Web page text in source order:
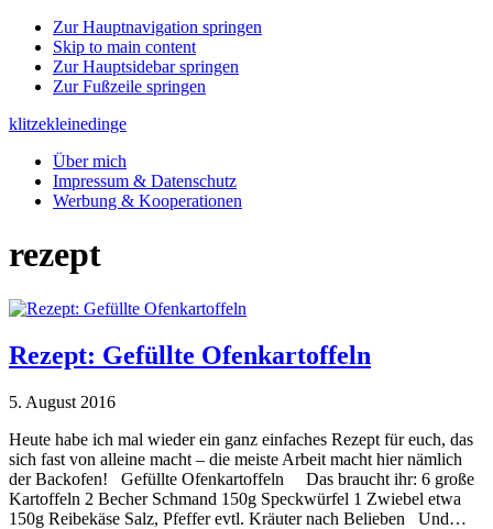
Zur Hauptnavigation springen
Skip to main content
Zur Hauptsidebar springen
Zur Fußzeile springen
klitzekleinedinge
Über mich
Impressum & Datenschutz
Werbung & Kooperationen
rezept
Rezept: Gefüllte Ofenkartoffeln
5. August 2016
Heute habe ich mal wieder ein ganz einfaches Rezept für euch, das
sich fast von alleine macht – die meiste Arbeit macht hier nämlich
der Backofen! Gefüllte Ofenkartoffeln Das braucht ihr: 6 große
Kartoffeln 2 Becher Schmand 150g Speckwürfel 1 Zwiebel etwa
150g Reibekäse Salz, Pfeffer evtl. Kräuter nach Belieben Und…